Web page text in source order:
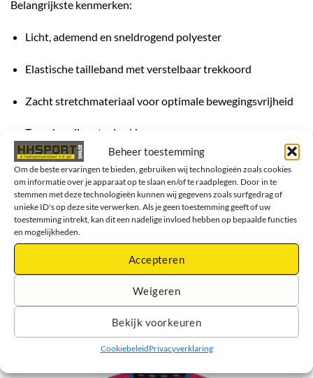
Beheer toestemming
Om de beste ervaringen te bieden, gebruiken wij technologieën zoals cookies
om informatie over je apparaat op te slaan en/of te raadplegen. Door in te
stemmen met deze technologieën kunnen wij gegevens zoals surfgedrag of
unieke ID's op deze site verwerken. Als je geen toestemming geeft of uw
toestemming intrekt, kan dit een nadelige invloed hebben op bepaalde functies
en mogelijkheden.
Accepteren
Weigeren
Bekijk voorkeuren
CookiebeleidPrivacyverklaring
Belangrijkste kenmerken:
Licht, ademend en sneldrogend polyester
Elastische tailleband met verstelbaar trekkoord
Zacht stretchmateriaal voor optimale bewegingsvrijheid
Twee handige steekzakken
Sportieve Hummel chevrons op de zijkant
Perfect voor training, fitness of vrije tijd
Met deHummel Aarhus Short – Sportbroek – Heren
voor een comfortabele, duurzame en veelzijdige
die geschikt is voor elke sportieve activiteit.
GERELATEERDE PRODUCTEN